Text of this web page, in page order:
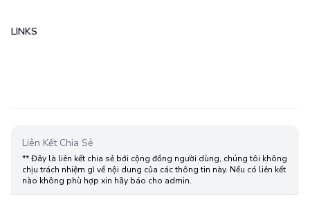
LINKS
Liên Kết Chia Sẻ
** Đây là liên kết chia sẻ bới cộng đồng người dùng, chúng tôi không
chịu trách nhiệm gì về nội dung của các thông tin này. Nếu có liên kết
nào không phù hợp xin hãy báo cho admin.